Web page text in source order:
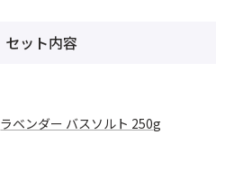
セット内容
ラベンダー バスソルト 250g